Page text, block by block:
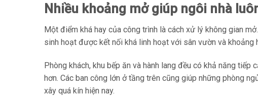
Nhiều khoảng mở giúp ngôi nhà
Một điểm khá hay của công trình là cách xử lý không gian
sinh hoạt được kết nối khá linh hoạt với sân vườn và khoảng
Phòng khách, khu bếp ăn và hành lang đều có khả năng
hơn. Các ban công lớn ở tầng trên cũng giúp những phòng
xây quá kín hiện nay.